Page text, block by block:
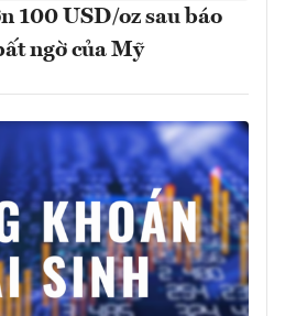
100 USD/oz sau báo
ngờ của Mỹ